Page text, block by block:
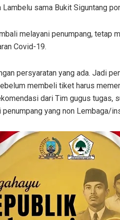
sama Bukit Siguntang
melayani penumpang, tetap
Covid-19.
persyaratan yang ada. Jadi
membeli tiket harus
dari Tim gugus tugas,
yang non Lembaga/